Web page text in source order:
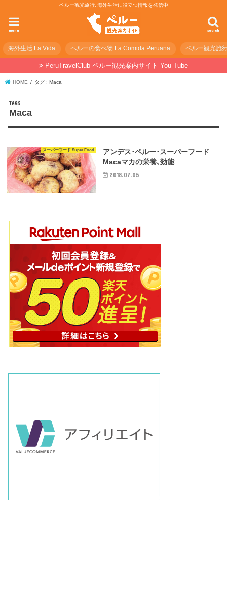
ペルー観光旅行､海外生活に役立つ情報を発信中
search
menu
海外生活 La Vida ペルーの食べ物 La Comida Peruana ペルー観光旅
PeruTravelClub ペルー観光案内サイト You Tube
HOME タグ : Maca
Maca
スーパーフード Super Food
アンデス･ペルー･スーパーフード
Macaマカの栄養､効能
2018.07.05